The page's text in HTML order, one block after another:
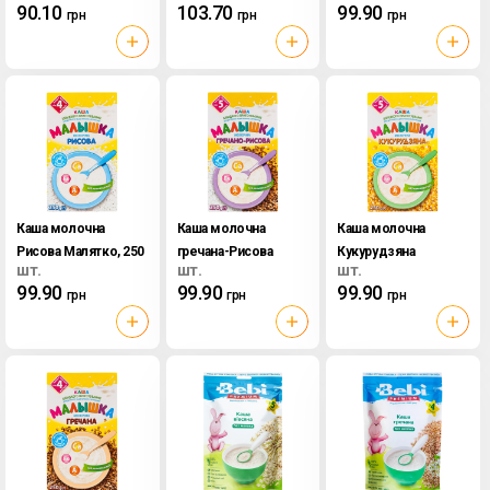
170 г
90.10 грн
Milupa, 170 г
103.70 грн 99.90 грн
Каша молочна
Рисова Малятко, 250
гшт.
99.90 грн
Каша молочна
гречана-Рисова
Малятко, 250 г
шт.
99.90 грн
Каша молочна
Кукурудзяна
Малятко, 250 г
шт.
99.90 грн